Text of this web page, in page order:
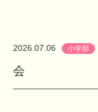
2026.07.06 小学部
会